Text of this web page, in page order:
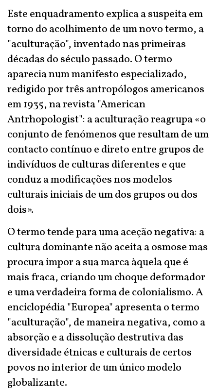
Este enquadramento explica a suspeita em
torno do acolhimento de um novo termo, a
"aculturação", inventado nas primeiras
décadas do século passado. O termo
aparecia num manifesto especializado,
redigido por três antropólogos americanos
em 1935, na revista "American
Antrhopologist": a aculturação reagrupa «o
conjunto de fenómenos que resultam de um
contacto contínuo e direto entre grupos de
indivíduos de culturas diferentes e que
conduz a modificações nos modelos
culturais iniciais de um dos grupos ou dos
dois».
O termo tende para uma aceção negativa: a
cultura dominante não aceita a osmose mas
procura impor a sua marca àquela que é
mais fraca, criando um choque deformador
e uma verdadeira forma de colonialismo. A
enciclopédia "Europea" apresenta o termo
"aculturação", de maneira negativa, como a
absorção e a dissolução destrutiva das
diversidade étnicas e culturais de certos
povos no interior de um único modelo
globalizante.